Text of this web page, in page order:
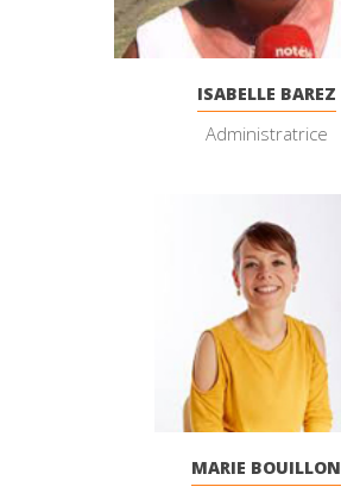
ISABELLE BAREZ
Administratrice
MARIE BOUILLON